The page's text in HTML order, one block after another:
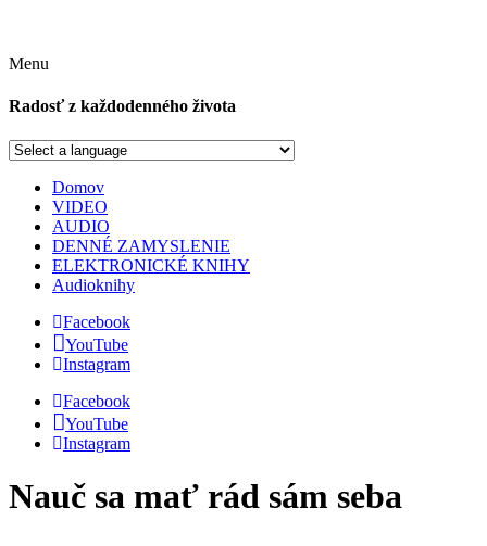
Menu
Radosť z každodenného života
Domov
VIDEO
AUDIO
DENNÉ ZAMYSLENIE
ELEKTRONICKÉ KNIHY
Audioknihy
Facebook
YouTube
Instagram
Facebook
YouTube
Instagram
Nauč sa mať rád sám seba